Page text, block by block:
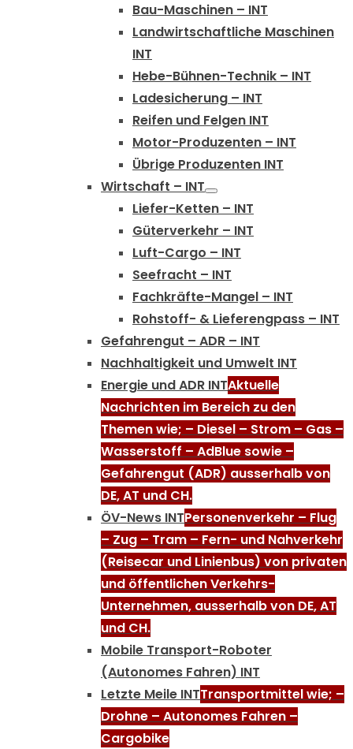
Bau-Maschinen – INT
Landwirtschaftliche Maschinen
INT
Hebe-Bühnen-Technik – INT
Ladesicherung – INT
Reifen und Felgen INT
Motor-Produzenten – INT
Übrige Produzenten INT
Wirtschaft – INT
Liefer-Ketten – INT
Güterverkehr – INT
Luft-Cargo – INT
Seefracht – INT
Fachkräfte-Mangel – INT
Rohstoff- & Lieferengpass – INT
Gefahrengut – ADR – INT
Nachhaltigkeit und Umwelt INT
Energie und ADR INTAktuelle
Nachrichten im Bereich zu den
Themen wie; – Diesel – Strom – Gas –
Wasserstoff – AdBlue sowie –
Gefahrengut (ADR) ausserhalb von
DE, AT und CH.
ÖV-News INTPersonenverkehr – Flug
– Zug – Tram – Fern- und Nahverkehr
(Reisecar und Linienbus) von privaten
und öffentlichen Verkehrs-
Unternehmen, ausserhalb von DE, AT
und CH.
Mobile Transport-Roboter
(Autonomes Fahren) INT
Letzte Meile INTTransportmittel wie; –
Drohne – Autonomes Fahren –
Cargobike